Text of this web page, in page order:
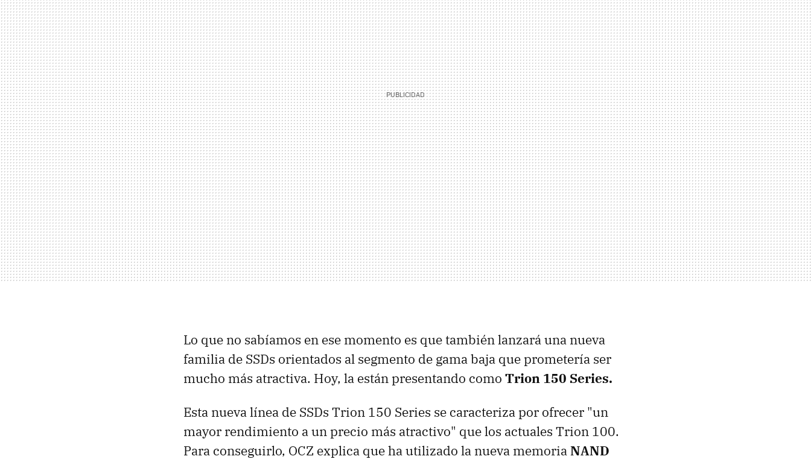
Lo que no sabíamos en ese momento es que también lanzará una nueva
familia de SSDs orientados al segmento de gama baja que prometería ser
mucho más atractiva. Hoy, la están presentando como Trion 150 Series.
Esta nueva línea de SSDs Trion 150 Series se caracteriza por ofrecer "un
mayor rendimiento a un precio más atractivo" que los actuales Trion 100.
Para conseguirlo, OCZ explica que ha utilizado la nueva memoriaNAND